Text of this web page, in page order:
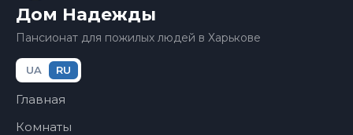
Дом Надежды
Пансионат для пожилых людей в Харькове
UA RU
Главная
Комнаты